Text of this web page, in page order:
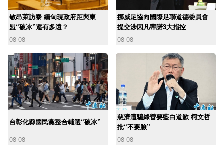
敏昂萊訪泰 緬甸現政府距與東
盟“破冰”還有多遠？
08-08
挪威足協向國際足聯道德委員會
提交涉因凡蒂諾3大指控
08-08
台彰化縣國民黨整合輔選“破冰”
08-08
慈濟遭騙綠營要藍白道歉 柯文哲
批“不要臉”
08-08